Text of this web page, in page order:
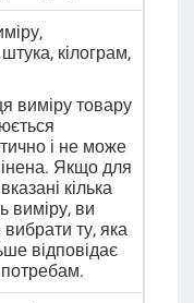
кілограм,
виміру товару
і не може
Якщо для
кілька
виміру, ви
ту, яка
відповідає